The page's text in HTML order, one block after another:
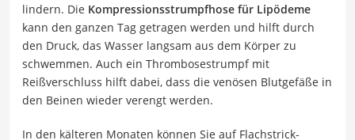
lindern. Die Kompressionsstrumpfhose für Lipödeme
kann den ganzen Tag getragen werden und hilft durch
den Druck, das Wasser langsam aus dem Körper zu
schwemmen. Auch ein Thrombosestrumpf mit
Reißverschluss hilft dabei, dass die venösen Blutgefäße in
den Beinen wieder verengt werden.
In den kälteren Monaten können Sie auf Flachstrick-